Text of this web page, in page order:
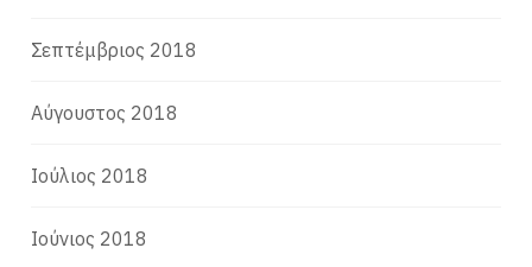
Σεπτέμβριος 2018
Αύγουστος 2018
Ιούλιος 2018
Ιούνιος 2018